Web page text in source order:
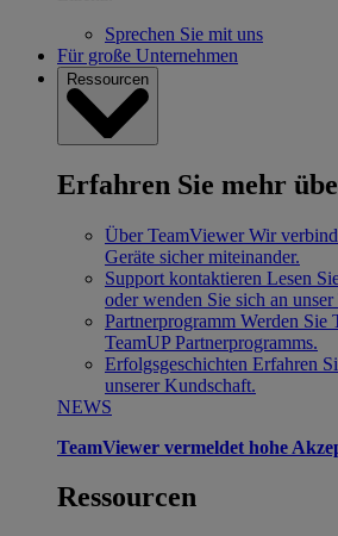
Sprechen Sie mit uns
Für große Unternehmen
Ressourcen
Erfahren Sie mehr
Über TeamViewer Wir
Geräte sicher miteinander.
Support kontaktieren Lesen
oder wenden Sie sich an unser
Partnerprogramm Werden Sie
TeamUP Partnerprogramms.
Erfolgsgeschichten Erfahren
unserer Kundschaft.
NEWS
TeamViewer vermeldet hohe
Ressourcen